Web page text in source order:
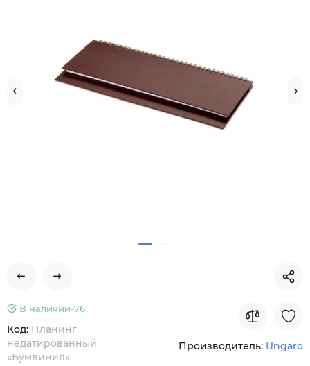
В наличии-76
Код: Планинг
недатированный
«Бумвинил»
Производитель: Ungaro